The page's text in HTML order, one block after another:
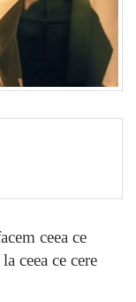
ceea ce
ceea ce cere